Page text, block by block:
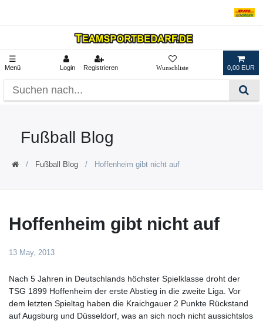
☰
Menü Login Registrieren 0,00 EUR
Fußball Blog
Fußball Blog Hoffenheim gibt nicht auf
Hoffenheim gibt nicht auf
13 May, 2013
Nach 5 Jahren in Deutschlands höchster Spielklasse droht der
TSG 1899 Hoffenheim der erste Abstieg in die zweite Liga. Vor
dem letzten Spieltag haben die Kraichgauer 2 Punkte Rückstand
auf Augsburg und Düsseldorf, was an sich noch nicht aussichtslos